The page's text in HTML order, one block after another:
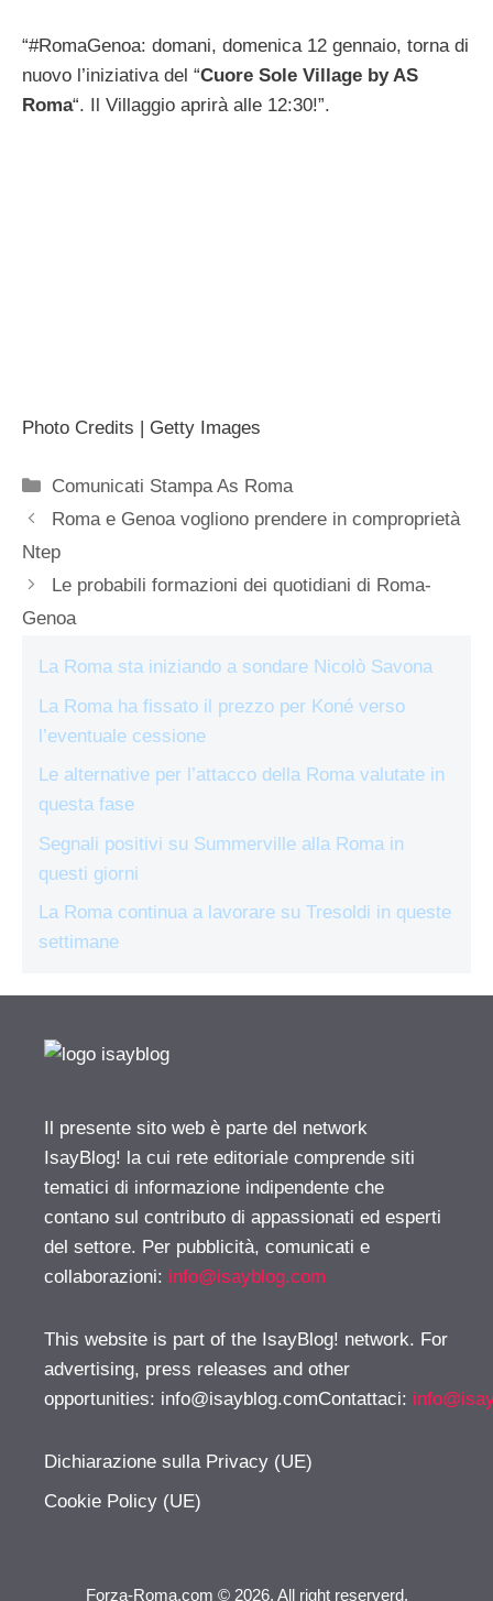
“#‎RomaGenoa‬: domani, domenica 12 gennaio, torna di
nuovo l’iniziativa del “Cuore Sole Village by AS
Roma“. Il Villaggio aprirà alle 12:30!”.
Photo Credits | Getty Images
Categorie
Comunicati Stampa As Roma
Roma e Genoa vogliono prendere in comproprietà
Ntep
Le probabili formazioni dei quotidiani di Roma-
Genoa
La Roma sta iniziando a sondare Nicolò Savona
La Roma ha fissato il prezzo per Koné verso
l’eventuale cessione
Le alternative per l’attacco della Roma valutate in
questa fase
Segnali positivi su Summerville alla Roma in
questi giorni
La Roma continua a lavorare su Tresoldi in queste
settimane
Il presente sito web è parte del network
IsayBlog! la cui rete editoriale comprende siti
tematici di informazione indipendente che
contano sul contributo di appassionati ed esperti
del settore. Per pubblicità, comunicati e
collaborazioni: info@isayblog.com
This website is part of the IsayBlog! network. For
advertising, press releases and other
opportunities: info@isayblog.comContattaci:
Dichiarazione sulla Privacy (UE)
Cookie Policy (UE)
Forza-Roma.com © 2026. All right reserverd.